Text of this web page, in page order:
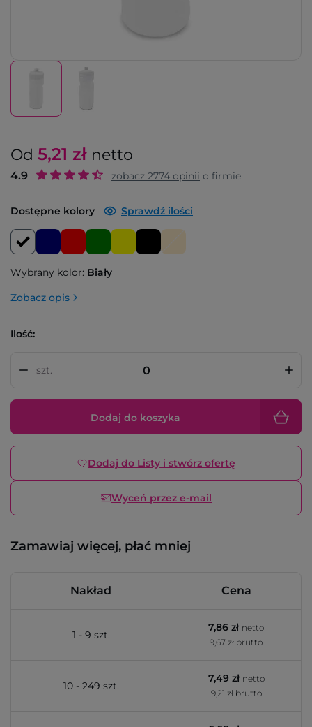
Od 5,21 zł netto
4.9 zobacz 2774 opinii o firmie
Dostępne kolory Sprawdź ilości
Wybrany kolor: Biały
Zobacz opis
Ilość:
szt.
Dodaj do koszyka
Dodaj do Listy i stwórz ofertę
Wyceń przez e-mail
Zamawiaj więcej, płać mniej
Nakład Cena
1 - 9 szt.
7,86 zł netto
9,67 zł brutto
10 - 249 szt.
7,49 zł netto
9,21 zł brutto